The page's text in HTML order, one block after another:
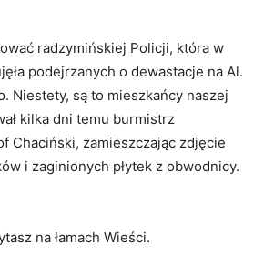
radzymińskiej Policji, która w
podejrzanych o dewastacje na Al.
Niestety, są to mieszkańcy naszej
kilka dni temu burmistrz
Chaciński, zamieszczając zdjęcie
i zaginionych płytek z obwodnicy.
na łamach Wieści.